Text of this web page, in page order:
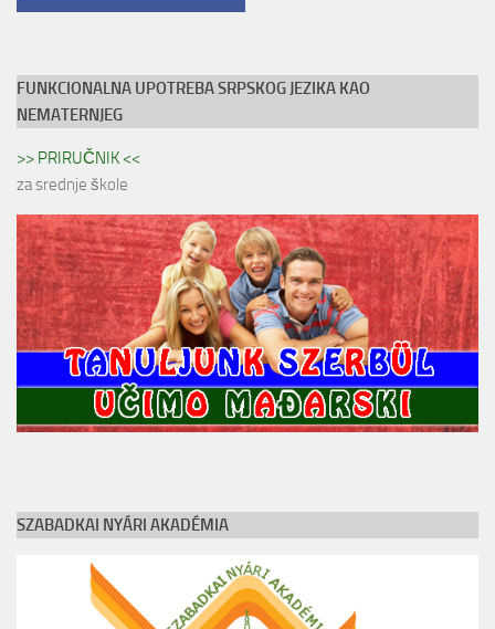
FUNKCIONALNA UPOTREBA SRPSKOG JEZIKA KAO
NEMATERNJEG
>> PRIRUČNIK <<
za srednje škole
SZABADKAI NYÁRI AKADÉMIA